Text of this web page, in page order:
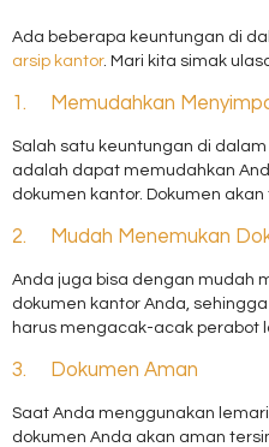
Ada beberapa keuntungan di
arsip kantor. Mari kita simak
1. Memudahkan
Salah satu keuntungan di
adalah dapat memudahkan
dokumen kantor. Dokumen
2. Mudah Menemukan
Anda juga bisa dengan mudah
dokumen kantor Anda,
harus mengacak-acak perabot
3. Dokumen Aman
Saat Anda menggunakan lemari
dokumen Anda akan aman